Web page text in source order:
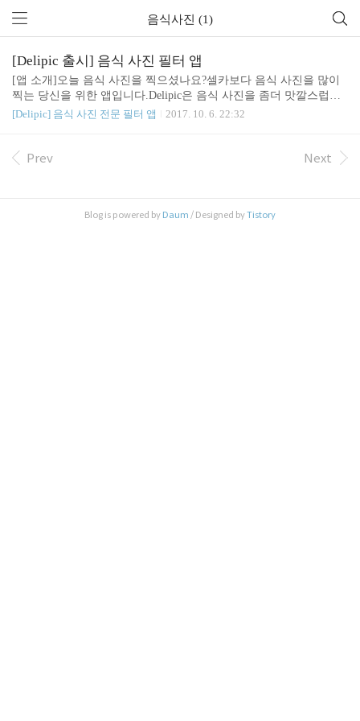
음식사진 (1)
[Delipic 출시] 음식 사진 필터 앱
[앱 소개]오늘 음식 사진을 찍으셨나요?셀카보다 음식 사진을 많이
찍는 당신을 위한 앱입니다.Delipic은 음식 사진을 좀더 맛깔스럽게
만들어 드립니다.인공지능 기술과 음식 사진 전문가의 도움으로 음
S 바로 공유※ 사진 필터는 계속 연구 개발하여 추가될 예정입니다.
[Delipic] 음식 사진 전문 필터 앱 2017. 10. 6. 22:32
Prev Next
Blog is powered by Daum / Designed byTistory